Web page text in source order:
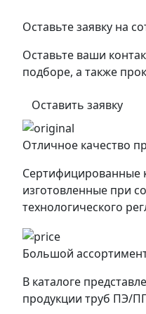
Оставьте заявку на
Оставьте ваши
подборе, а также
Оставить заявку
Отличное качество
Сертифицированные
изготовленные при
технологического
Большой
В каталоге
продукции труб ПЭ/